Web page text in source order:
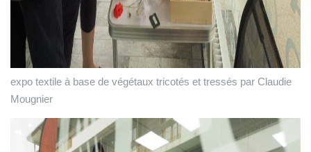
expo textile à base de végétaux tricotés et tressés par Claudie
Mougnier